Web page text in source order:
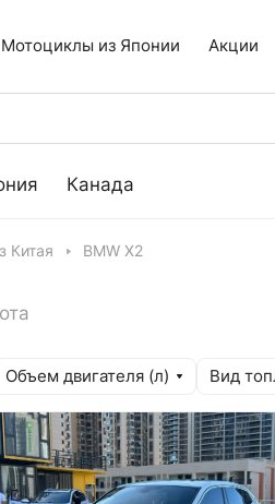
Мотоциклы из Японии Акции
Канада
Китая BMW X2
Объем двигателя (л) Вид